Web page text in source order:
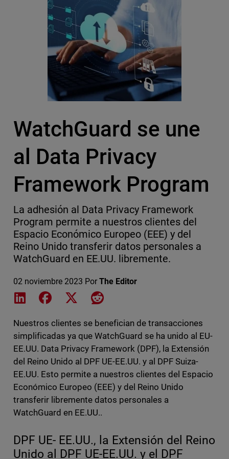
WatchGuard se une
al Data Privacy
Framework Program
La adhesión al Data Privacy Framework
Program permite a nuestros clientes del
Espacio Económico Europeo (EEE) y del
Reino Unido transferir datos personales a
WatchGuard en EE.UU. libremente.
02 noviembre 2023 Por The Editor
Share on LinkedIn
Share on Facebook
Share on XShare on Reddit
Nuestros clientes se benefician de transacciones
simplificadas ya que WatchGuard se ha unido al EU-
EE.UU. Data Privacy Framework (DPF), la Extensión
del Reino Unido al DPF UE-EE.UU. y al DPF Suiza-
EE.UU. Esto permite a nuestros clientes del Espacio
Económico Europeo (EEE) y del Reino Unido
transferir libremente datos personales a
WatchGuard en EE.UU..
DPF UE- EE.UU., la Extensión del Reino
Unido al DPF UE-EE.UU. y el DPF